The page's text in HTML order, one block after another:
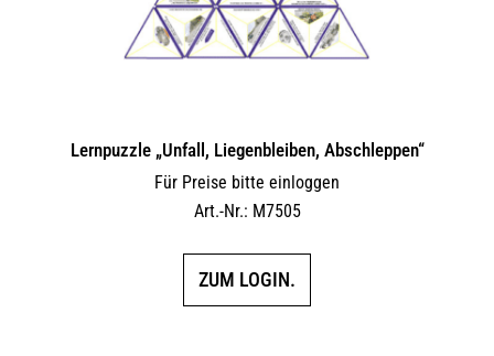
Lernpuzzle „Unfall, Liegenbleiben, Abschleppen“
Für Preise bitte einloggen
Art.-Nr.: M7505
ZUM LOGIN.